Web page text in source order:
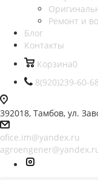
Ремонт и
Блог
Контакты
Корзина0
8(920)239-60-68
392018, Тамбов, ул.
ofice.im@yandex.ru